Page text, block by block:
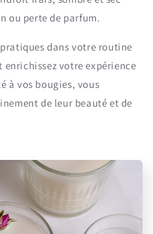
ou perte de parfum.
dans votre routine
enrichissez votre expérience
à vos bougies, vous
de leur beauté et de